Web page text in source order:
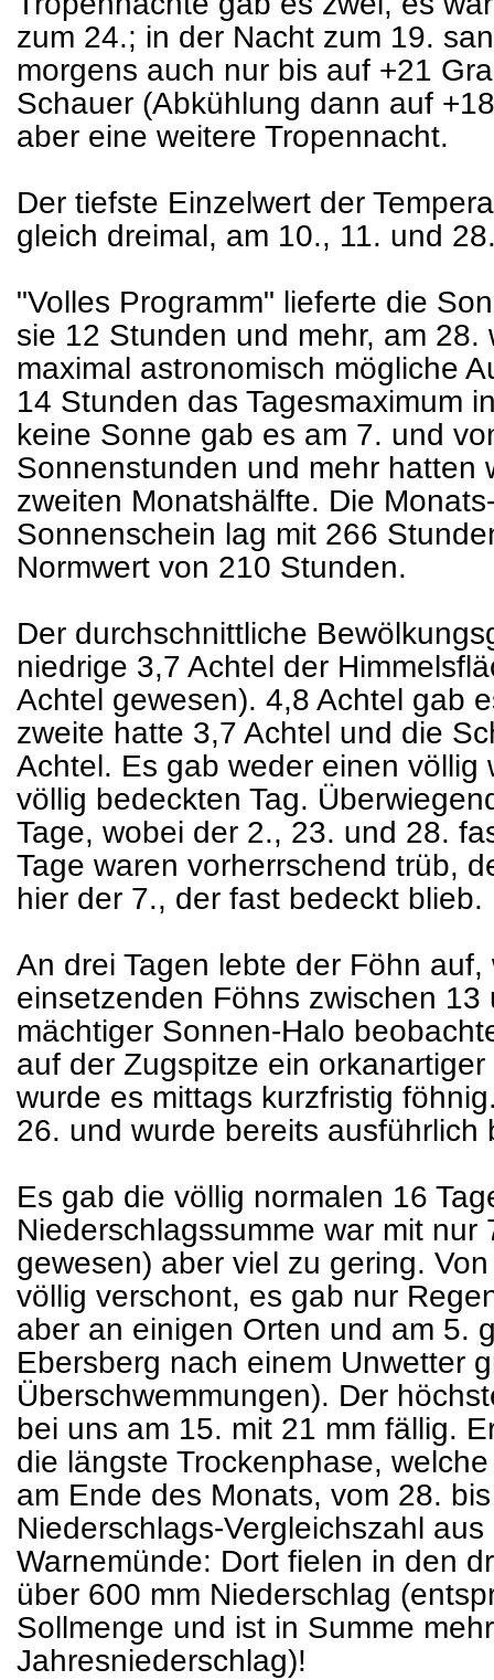
zum 24.; in der Nacht zum 19.
morgens auch nur bis auf +21
Schauer (Abkühlung dann auf
aber eine weitere Tropennacht.
Der tiefste Einzelwert der
gleich dreimal, am 10., 11. und
"Volles Programm" lieferte die
sie 12 Stunden und mehr, am
maximal astronomisch mögliche
14 Stunden das Tagesmaximum
keine Sonne gab es am 7. und
Sonnenstunden und mehr hatten
zweiten Monatshälfte. Die
Sonnenschein lag mit 266
Normwert von 210 Stunden.
Der durchschnittliche
niedrige 3,7 Achtel der
Achtel gewesen). 4,8 Achtel gab
zweite hatte 3,7 Achtel und die
Achtel. Es gab weder einen völlig
völlig bedeckten Tag.
Tage, wobei der 2., 23. und 28.
Tage waren vorherrschend trüb,
hier der 7., der fast bedeckt blieb.
An drei Tagen lebte der Föhn
einsetzenden Föhns zwischen
mächtiger Sonnen-Halo
auf der Zugspitze ein
wurde es mittags kurzfristig
26. und wurde bereits ausführlich
Es gab die völlig normalen 16
Niederschlagssumme war mit
gewesen) aber viel zu gering.
völlig verschont, es gab nur
aber an einigen Orten und am 5.
Ebersberg nach einem Unwetter
Überschwemmungen). Der
bei uns am 15. mit 21 mm fällig.
die längste Trockenphase,
am Ende des Monats, vom 28.
Niederschlags-Vergleichszahl
Warnemünde: Dort fielen in den
über 600 mm Niederschlag
Sollmenge und ist in Summe
Jahresniederschlag)!